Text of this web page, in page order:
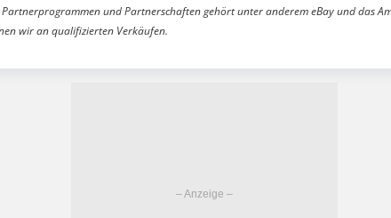
Partnerprogrammen und Partnerschaften gehört unter anderem eBay und das
wir an qualifizierten Verkäufen.